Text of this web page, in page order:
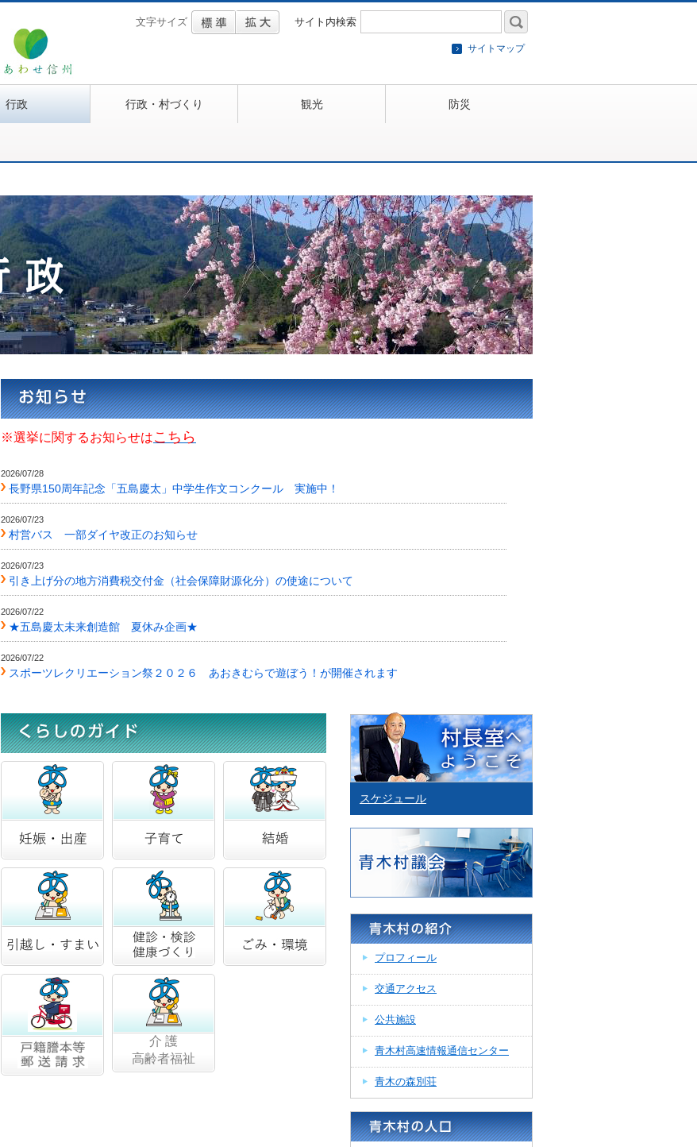
文字サイズ サイト内検索
サイトマップ
行政 行政・村づくり 観光 防災
※選挙に関するお知らせはこちら
2026/07/28
長野県150周年記念「五島慶太」中学生作文コンクール 実施中！
2026/07/23
村営バス 一部ダイヤ改正のお知らせ
2026/07/23
引き上げ分の地方消費税交付金（社会保障財源化分）の使途について
2026/07/22
★五島慶太未来創造館 夏休み企画★
2026/07/22
スポーツレクリエーション祭２０２６ あおきむらで遊ぼう！が開催されます
2026/07/13
青木村義民太鼓海外文化交流事業2026 in Australia 実施のお知らせ
2026/07/01
地域計画の協議の場の結果の公表
青木村地域公共交通計画を改訂いたしました。
「雇用調整助成金」をご活用ください
2026/06/12
青木村新型インフルエンザ等対策行動計画を改訂しました
介 護
高齢者福祉
スケジュール
プロフィール
交通アクセス
公共施設
青木村高速情報通信センター
青木の森別荘